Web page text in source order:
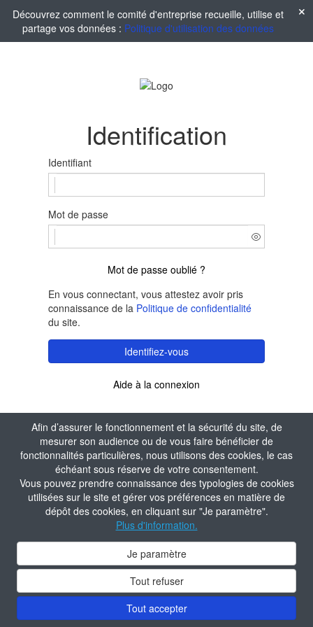
Afin d’assurer le fonctionnement et la sécurité du site, de
mesurer son audience ou de vous faire bénéficier de
fonctionnalités particulières, nous utilisons des cookies, le cas
échéant sous réserve de votre consentement.
Vous pouvez prendre connaissance des typologies de cookies
utilisées sur le site et gérer vos préférences en matière de
dépôt des cookies, en cliquant sur "Je paramètre".
Plus d'information.
Je paramètre
Tout refuser
Tout accepter
Découvrez comment le comité d'entreprise recueille, utilise et
partage vos données : Politique d'utilisation des données
Identification
Identifiant
Mot de passe
Mot de passe oublié ?
En vous connectant, vous attestez avoir pris
connaissance de la Politique de confidentialité
du site.
Identifiez-vous
Aide à la connexion